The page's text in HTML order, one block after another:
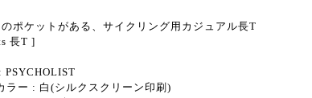
ポケットがある、サイクリング用カジュアル長T
長T ]
PSYCHOLIST
ラー : 白(シルクスクリーン印刷)